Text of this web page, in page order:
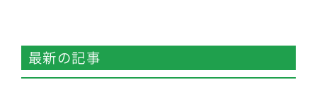
最新の記事